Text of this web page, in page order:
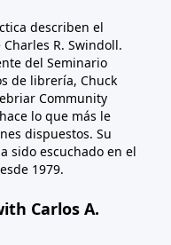
describen el
R. Swindoll.
del Seminario
de librería, Chuck
Community
lo que más le
dispuestos. Su
sido escuchado en el
1979.
Carlos A.